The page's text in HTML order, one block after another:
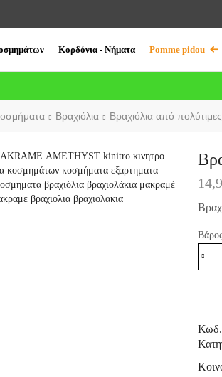
Κορδόνια - Νήματα Pomme pidou
Βραχιόλια Βραχιόλια από
Κωδ.